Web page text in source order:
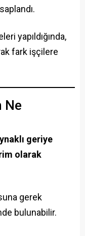
yapıldığında,
fark işçilere
Ne
geriye
olarak
gerek
bulunabilir.